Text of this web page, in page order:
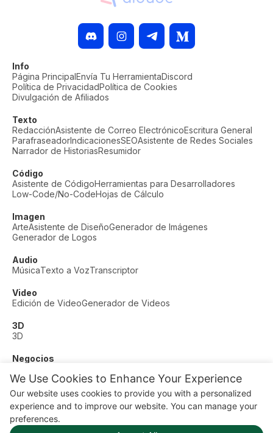
We Use Cookies to Enhance Your Experience
Our website uses cookies to provide you with a personalized
experience and to improve our website. You can manage your
preferences.
Info
Página PrincipalEnvía Tu HerramientaDiscord
Política de PrivacidadPolítica de Cookies
Divulgación de Afiliados
Texto
RedacciónAsistente de Correo ElectrónicoEscritura General
ParafraseadorIndicacionesSEOAsistente de Redes Sociales
Narrador de HistoriasResumidor
Código
Asistente de CódigoHerramientas para Desarrolladores
Low-Code/No-CodeHojas de Cálculo
Imagen
ArteAsistente de DiseñoGenerador de Imágenes
Generador de Logos
Audio
MúsicaTexto a VozTranscriptor
Video
Edición de VideoGenerador de Videos
3D
3D
Negocios
Otros
Educación Fitness
© AI Dude, on your service since 2023. All rights reserved.
Manage Cookies